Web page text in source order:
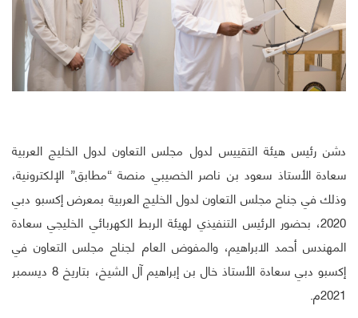
دشن رئيس هيئة التقييس لدول مجلس التعاون لدول الخليج العربية
سعادة الأستاذ سعود بن ناصر الخصيبي منصة “مطابق” الإلكترونية،
وذلك في جناح مجلس التعاون لدول الخليج العربية بمعرض إكسبو دبي
2020، بحضور الرئيس التنفيذي لهيئة الربط الكهربائي الخليجي سعادة
المهندس أحمد الابراهيم، والمفوض العام لجناح مجلس التعاون في
إكسبو دبي سعادة الأستاذ خال بن إبراهيم آل الشيخ، بتاريخ 8 ديسمبر
2021م.